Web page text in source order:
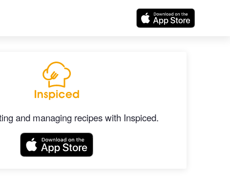
and managing recipes with Inspiced.